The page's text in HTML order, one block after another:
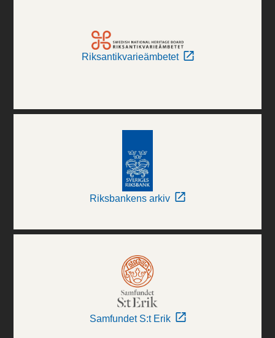
Riksantikvarieämbetet
Riksbankens arkiv
Samfundet S:t Erik